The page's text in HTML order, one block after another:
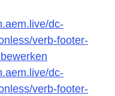
dc-
verb-footer-
dc-
verb-footer-